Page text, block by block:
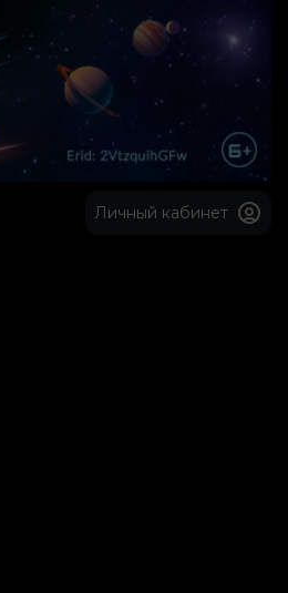
Личный кабинет